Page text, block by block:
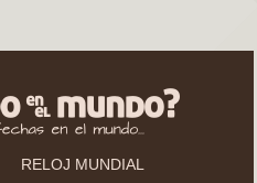
RELOJ MUNDIAL